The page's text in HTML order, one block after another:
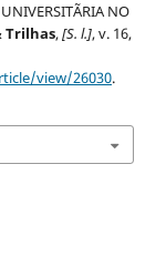
NO
Trilhas,[S. l.], v. 16,
view/26030.